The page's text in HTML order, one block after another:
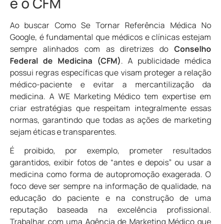
Ao buscar Como Se Tornar Referência Médica No
Google, é fundamental que médicos e clínicas estejam
sempre alinhados com as diretrizes do Conselho
Federal de Medicina (CFM). A publicidade médica
possui regras específicas que visam proteger a relação
médico-paciente e evitar a mercantilização da
medicina. A WE Marketing Médico tem expertise em
criar estratégias que respeitam integralmente essas
normas, garantindo que todas as ações de marketing
sejam éticas e transparentes.
É proibido, por exemplo, prometer resultados
garantidos, exibir fotos de “antes e depois” ou usar a
medicina como forma de autopromoção exagerada. O
foco deve ser sempre na informação de qualidade, na
educação do paciente e na construção de uma
reputação baseada na excelência profissional.
Trabalhar com uma Agência de Marketing Médico que